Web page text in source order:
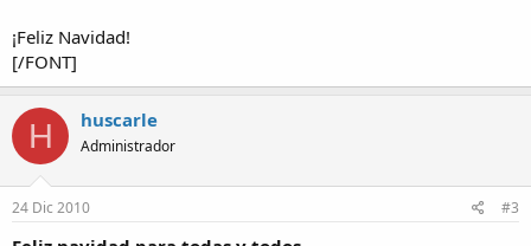
¡Feliz Navidad!
[/FONT]
H huscarle
Administrador
24 Dic 2010 #3